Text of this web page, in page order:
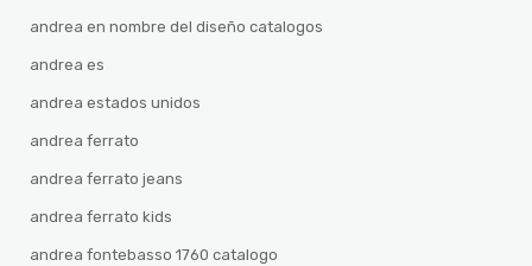
andrea en nombre del diseño catalogos
andrea es
andrea estados unidos
andrea ferrato
andrea ferrato jeans
andrea ferrato kids
andrea fontebasso 1760 catalogo